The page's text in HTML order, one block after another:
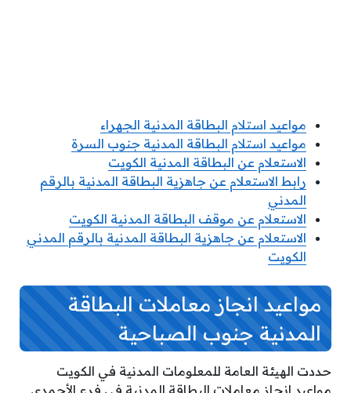
مواعيد استلام البطاقة المدنية الجهراء
مواعيد استلام البطاقة المدنية جنوب السرة
الاستعلام عن البطاقة المدنية الكويت
رابط الاستعلام عن جاهزية البطاقة المدنية بالرقم
المدني
الاستعلام عن موقف البطاقة المدنية الكويت
الاستعلام عن جاهزية البطاقة المدنية بالرقم المدني
الكويت
مواعيد انجاز معاملات البطاقة
المدنية جنوب الصباحية
حددت الهيئة العامة للمعلومات المدنية في الكويت
مواعيد إنجاز معاملات البطاقة المدنية في فرع الأحمدي